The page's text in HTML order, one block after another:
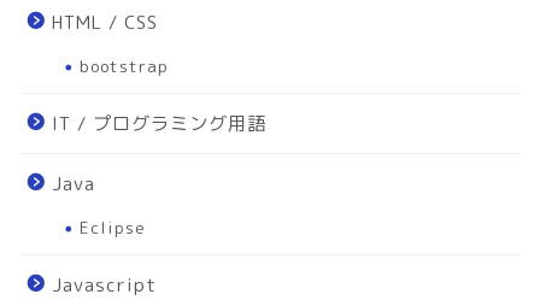
HTML / CSS
bootstrap
IT / プログラミング用語
Java
Eclipse
Javascript